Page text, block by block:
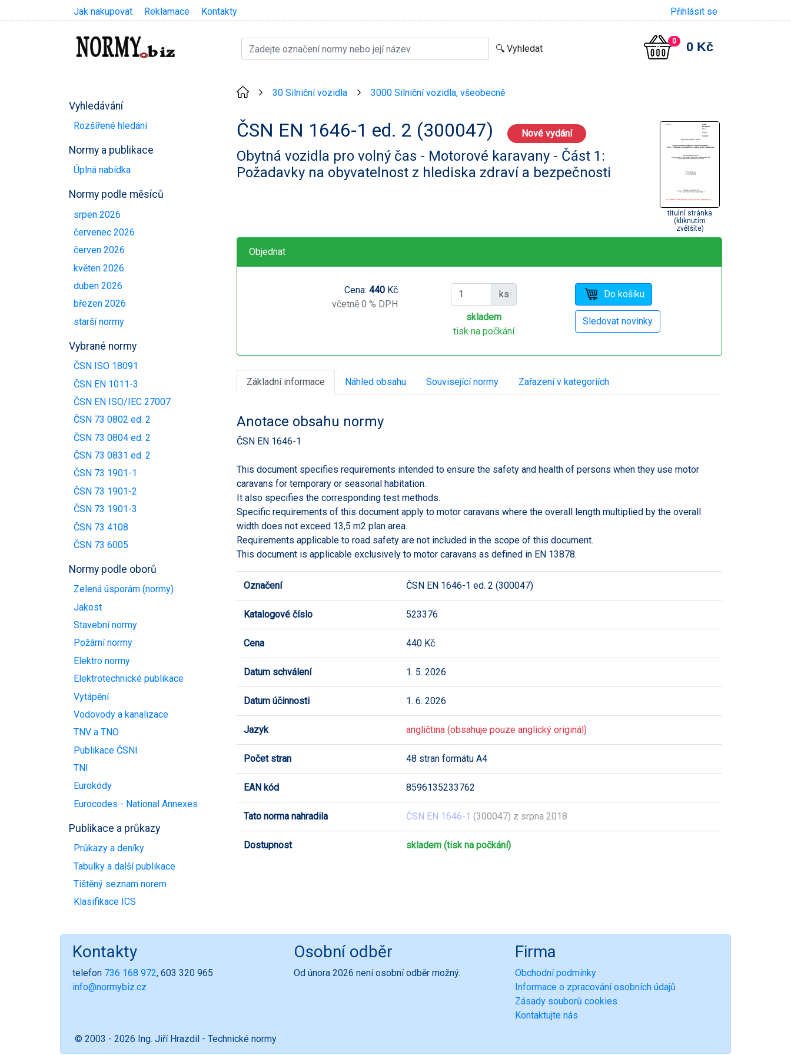
Jak nakupovat Reklamace Kontakty Přihlásit se
0 0 Kč
Vyhledávání
Rozšířené hledání
Normy a publikace
Úplná nabídka
Normy podle měsíců
srpen 2026
červenec 2026
červen 2026
květen 2026
duben 2026
březen 2026
starší normy
Vybrané normy
ČSN ISO 18091
ČSN EN 1011-3
ČSN EN ISO/IEC 27007
ČSN 73 0802 ed. 2
ČSN 73 0804 ed. 2
ČSN 73 0831 ed. 2
ČSN 73 1901-1
ČSN 73 1901-2
ČSN 73 1901-3
ČSN 73 4108
ČSN 73 6005
Normy podle oborů
Zelená úsporám (normy)
Jakost
Stavební normy
Požární normy
Elektro normy
Elektrotechnické publikace
Vytápění
Vodovody a kanalizace
TNV a TNO
Publikace ČSNI
TNI
Eurokódy
Eurocodes - National Annexes
Publikace a průkazy
Průkazy a deníky
Tabulky a další publikace
Tištěný seznam norem
Klasifikace ICS
30 Silniční vozidla 3000 Silniční vozidla, všeobecně
ČSN EN 1646-1 ed. 2 (300047) Nové vydání
Obytná vozidla pro volný čas - Motorové karavany - Část 1:
Požadavky na obyvatelnost z hlediska zdraví a bezpečnosti
titulní stránka
(kliknutím
zvětšíte)
Objednat
Cena: 440Kč
včetně 0 % DPH
ks
skladem
tisk na počkání
Základní informace Náhled obsahu Související normy Zařazení v kategoriích
Anotace obsahu normy
ČSN EN 1646-1
This document specifies requirements intended to ensure the safety and health of persons when they use motor
caravans for temporary or seasonal habitation.
It also specifies the corresponding test methods.
Specific requirements of this document apply to motor caravans where the overall length multiplied by the overall
width does not exceed 13,5 m2 plan area.
Requirements applicable to road safety are not included in the scope of this document.
This document is applicable exclusively to motor caravans as defined in EN 13878.
Označení ČSN EN 1646-1 ed. 2 (300047)
Katalogové číslo 523376
Cena 440 Kč
Datum schválení 1. 5. 2026
Datum účinnosti 1. 6. 2026
Jazyk angličtina (obsahuje pouze anglický originál)
Počet stran 48 stran formátu A4
EAN kód 8596135233762
Tato norma nahradila ČSN EN 1646-1 (300047) z srpna 2018
Dostupnost skladem (tisk na počkání)
Kontakty
telefon 736 168 972, 603 320 965
info@normybiz.cz
Osobní odběr
Od února 2026 není osobní odběr možný.
Firma
Obchodní podmínky
Informace o zpracování osobních údajů
Zásady souborů cookies
Kontaktujte nás
© 2003 - 2026 Ing. Jiří Hrazdil - Technické normy